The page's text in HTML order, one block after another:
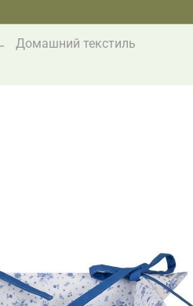
Домашний текстиль